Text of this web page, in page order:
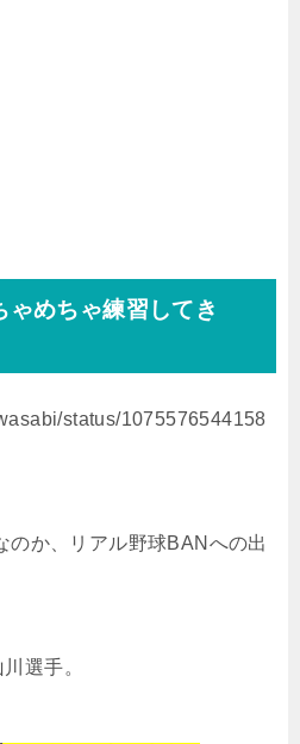
ゃめちゃ練習してき
status/1075576544158
のか、リアル野球BANへの出
選手。